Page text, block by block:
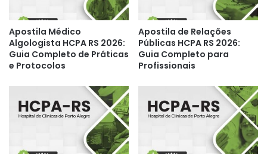
Apostila Médico
Algologista HCPA RS 2026:
Guia Completo de Práticas
e Protocolos
Apostila de Relações
Públicas HCPA RS 2026:
Guia Completo para
Profissionais